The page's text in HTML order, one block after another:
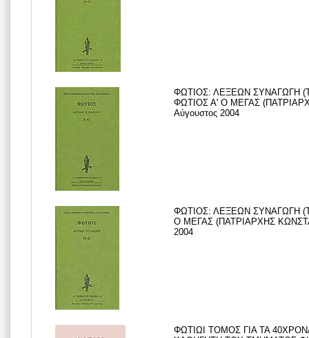
ΦΩΤΙΟΣ: ΛΕΞΕΩΝ ΣΥΝΑΓΩΓΗ
ΦΩΤΙΟΣ Α' Ο ΜΕΓΑΣ
Αύγουστος 2004
ΦΩΤΙΟΣ: ΛΕΞΕΩΝ ΣΥΝΑΓΩΓΗ
Ο ΜΕΓΑΣ (ΠΑΤΡΙΑΡΧΗΣ
2004
ΦΩΤΙΩΙ ΤΟΜΟΣ ΓΙΑ ΤΑ